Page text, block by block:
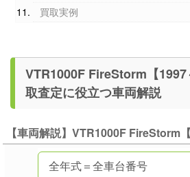
買取実例
VTR1000F FireStorm【1997～
取査定に役立つ車両解説
【車両解説】VTR1000F FireStorm